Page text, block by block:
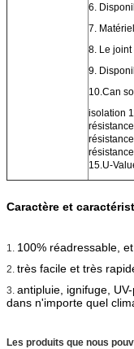
6.
7.
8. Le
9.
10.Can
isolation
15.U-
Caractère et
1. 100% réadressable,
2. très facile et très
3. antipluie, ignifuge,
dans n'importe quel
Les produits que nous